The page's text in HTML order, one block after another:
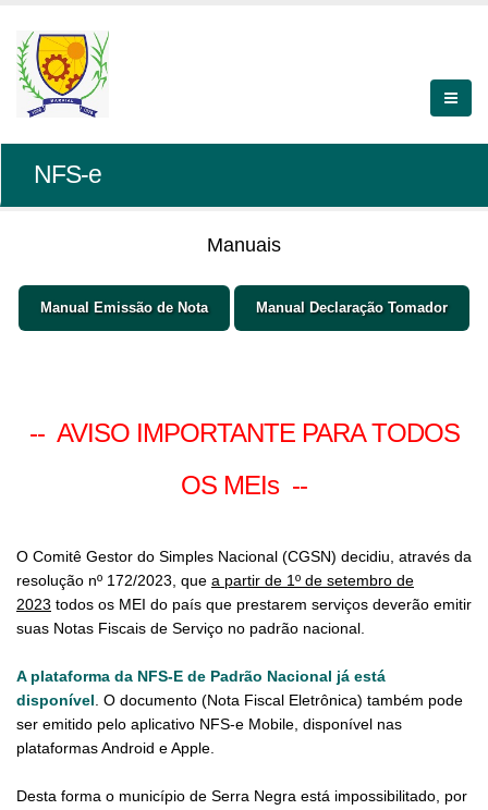
NFS-e
Manuais
Manual Emissão de Nota Manual Declaração Tomador
-- AVISO IMPORTANTE PARA TODOS
OS MEIs --
O Comitê Gestor do Simples Nacional (CGSN) decidiu, através da
resolução nº 172/2023, que a partir de 1º de setembro de
2023 todos os MEI do país que prestarem serviços deverão emitir
suas Notas Fiscais de Serviço no padrão nacional.
A plataforma da NFS-E de Padrão Nacional já está
disponível . O documento (Nota Fiscal Eletrônica) também pode
ser emitido pelo aplicativo NFS-e Mobile, disponível nas
plataformas Android e Apple.
Desta forma o município de Serra Negra está impossibilitado, por